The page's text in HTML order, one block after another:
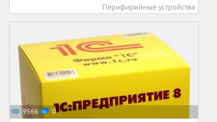
Перифирийные устройства
9566 0